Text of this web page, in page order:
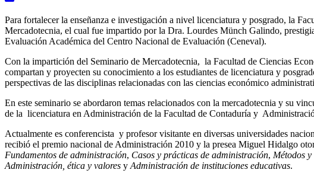
Para fortalecer la enseñanza e investigación a nivel licenciatura y posgrado, la
Mercadotecnia, el cual fue impartido por la Dra. Lourdes Münch Galindo,
Evaluación Académica del Centro Nacional de Evaluación
Con la impartición del Seminario de Mercadotecnia, la Facultad de Ciencias
compartan y proyecten su conocimiento a los estudiantes de licenciatura y
perspectivas de las disciplinas relacionadas con las ciencias económico
En este seminario se abordaron temas relacionados con la mercadotecnia y su
de la licenciatura en Administración de la Facultad de Contaduría y
Actualmente es conferencista y profesor visitante en diversas universidades
recibió el premio nacional de Administración 2010 y la presea Miguel Hidalgo
Fundamentos de administración, Casos y prácticas de administración, Métodos
Administración, ética y valores y Administración de instituciones educativas.